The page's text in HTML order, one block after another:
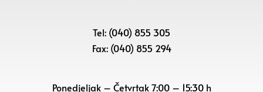
Tel: (040) 855 305
Fax: (040) 855 294
Ponedjeljak – Četvrtak 7:00 – 15:30 h